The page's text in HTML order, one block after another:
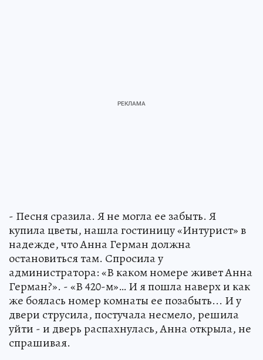
- Песня сразила. Я не могла ее забыть. Я
купила цветы, нашла гостиницу «Интурист» в
надежде, что Анна Герман должна
остановиться там. Спросила у
администратора: «В каком номере живет Анна
Герман?». - «В 420-м»… И я пошла наверх и как
же боялась номер комнаты ее позабыть... И у
двери струсила, постучала несмело, решила
уйти - и дверь распахнулась, Анна открыла, не
спрашивая.